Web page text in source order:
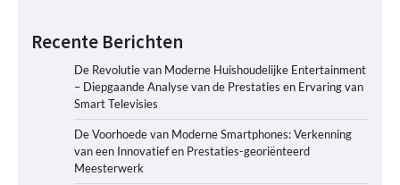
Recente Berichten
De Revolutie van Moderne Huishoudelijke Entertainment
– Diepgaande Analyse van de Prestaties en Ervaring van
Smart Televisies
De Voorhoede van Moderne Smartphones: Verkenning
van een Innovatief en Prestaties-georiënteerd
Meesterwerk